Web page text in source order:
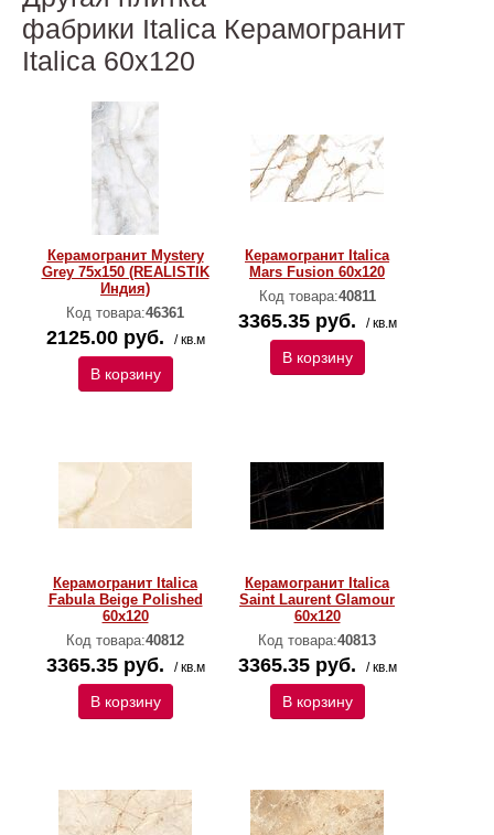
фабрики Italica Керамогранит
Italica 60х120
Керамогранит Mystery
Grey 75x150 (REALISTIK
Индия)
Код товара:46361
2125.00 руб. / кв.м
В корзину
Керамогранит Italica
Mars Fusion 60х120
Код товара:40811
3365.35 руб. / кв.м
В корзину
Керамогранит Italica
Fabula Beige Polished
60х120
Код товара:40812
3365.35 руб. / кв.м
В корзину
Керамогранит Italica
Saint Laurent Glamour
60х120
Код товара:40813
3365.35 руб. / кв.м
В корзину